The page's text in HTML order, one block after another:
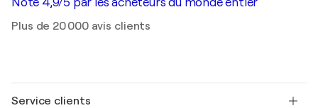
Plus de 20 000 avis clients
Service clients